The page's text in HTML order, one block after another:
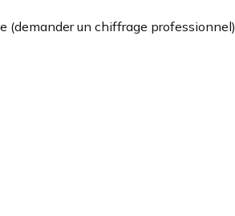
(demander un chiffrage professionnel).